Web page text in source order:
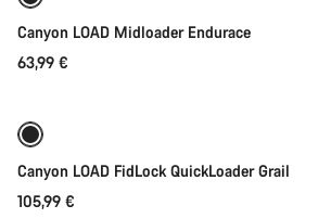
Canyon LOAD Midloader Endurace
63,99 €
Canyon LOAD FidLock QuickLoader Grail
105,99 €